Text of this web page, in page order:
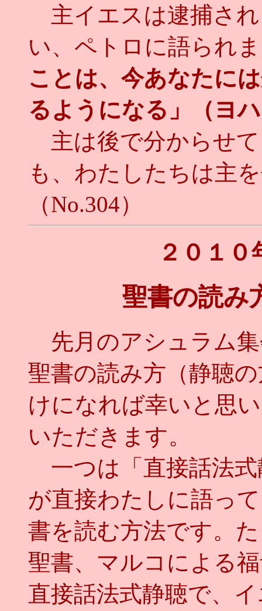
主イエスは逮捕さ
い、ペトロに語られ
ことは、今あなたに
るようになる」（ヨ
主は後で分からせ
も、わたしたちは主
（No.304）
２０１
聖書の読み
先月のアシュラム
聖書の読み方（静聴
けになれば幸いと思
いただきます。
一つは「直接話法
が直接わたしに語っ
書を読む方法です。
聖書、マルコによる
直接話法式静聴で、